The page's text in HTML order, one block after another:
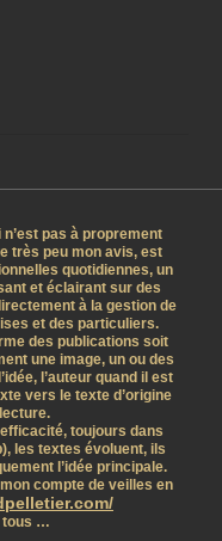
n’est pas à proprement
très peu mon avis, est
quotidiennes, un
et éclairant sur des
à la gestion de
et des particuliers.
des publications soit
une image, un ou des
l’auteur quand il est
vers le texte d’origine
toujours dans
les textes évoluent, ils
l’idée principale.
compte de veilles en
tous …